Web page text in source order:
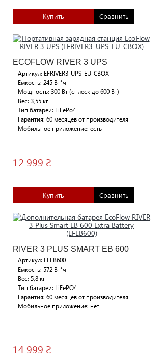
Купить Сравнить
ECOFLOW RIVER 3 UPS
Артикул: EFRIVER3-UPS-EU-CBOX
Емкость: 245 Вт*ч
Мощность: 300 Вт (сплеск до 600 Вт)
Вес: 3,55 кг
Тип батареи: LiFePo4
Гарантия: 60 месяцев от производителя
Мобильное приложение: есть
12 999 ₴
Купить Сравнить
RIVER 3 PLUS SMART EB 600
Артикул: EFEB600
Емкость: 572 Вт*ч
Вес: 5,8 кг
Тип батареи: LiFePO4
Гарантия: 60 месяцев от производителя
Мобильное приложение: нет
14 999 ₴